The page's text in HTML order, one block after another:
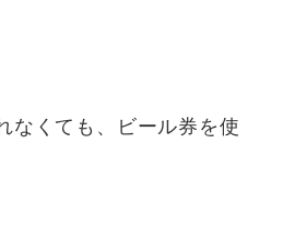
なくても、ビール券を使